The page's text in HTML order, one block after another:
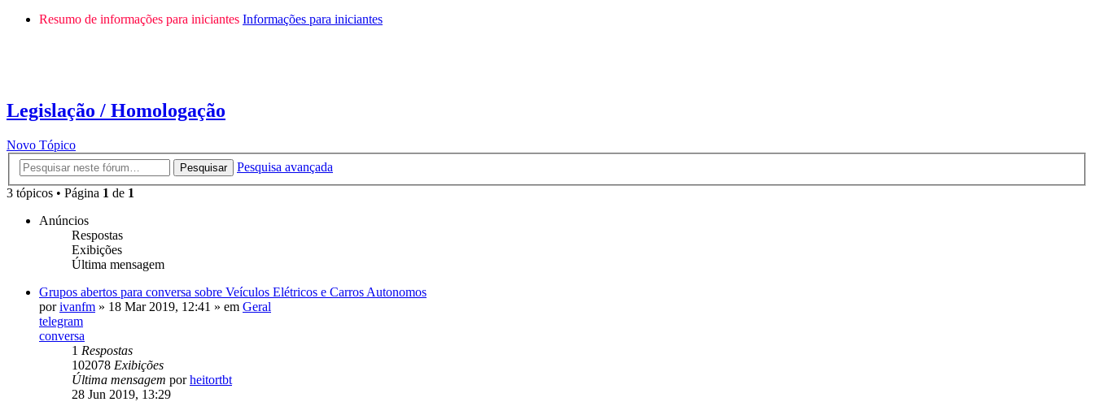
Resumo de informações para iniciantes Informações para iniciantes
Legislação / Homologação
Novo Tópico
Pesquisar
Pesquisa avançada
3 tópicos • Página 1 de 1
Anúncios
Respostas
Exibições
Última mensagem
Grupos abertos para conversa sobre Veículos Elétricos e Carros Autonomos
porivanfm » 18 Mar 2019, 12:41 » em Geral
telegram
conversa
1 Respostas
102078 Exibições
Última mensagem porheitortbt
28 Jun 2019, 13:29